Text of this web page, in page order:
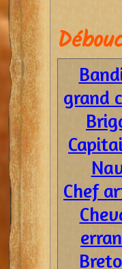
grand
Chef